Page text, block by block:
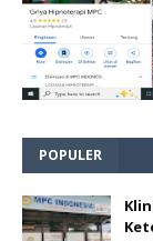
POPULER